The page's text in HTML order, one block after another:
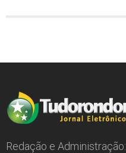
Redação e Administração: